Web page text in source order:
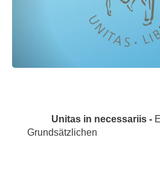
Unitas in necessariis -
Grundsätzlichen